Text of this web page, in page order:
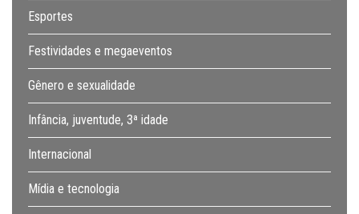
Esportes
Festividades e megaeventos
Gênero e sexualidade
Infância, juventude, 3ª idade
Internacional
Mídia e tecnologia